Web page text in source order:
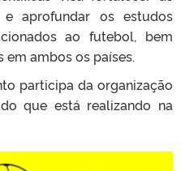
e aprofundar os estudos
ao futebol, bem
ambos os países.
participa da organização
que está realizando na